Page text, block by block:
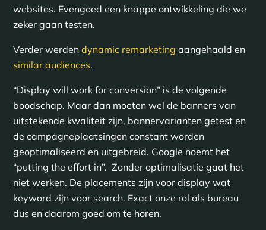
websites. Evengoed een knappe ontwikkeling die we
zeker gaan testen.
Verder werden dynamic remarketing aangehaald en
similar audiences.
“Display will work for conversion” is de volgende
boodschap. Maar dan moeten wel de banners van
uitstekende kwaliteit zijn, bannervarianten getest en
de campagneplaatsingen constant worden
geoptimaliseerd en uitgebreid. Google noemt het
“putting the effort in”. Zonder optimalisatie gaat het
niet werken. De placements zijn voor display wat
keyword zijn voor search. Exact onze rol als bureau
dus en daarom goed om te horen.